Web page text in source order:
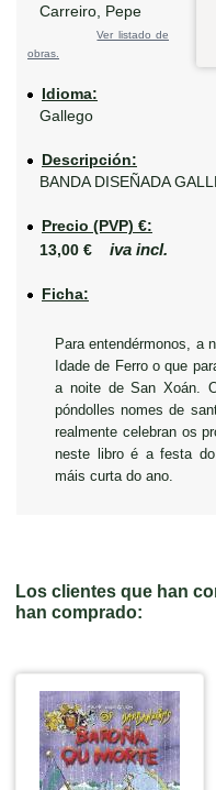
Carreiro, Pepe
Ver listado de
obras.
Idioma:
Gallego
Descripción:
BANDA DISEÑADA
Precio (PVP) €:
13,00 € iva incl.
Ficha:
Para entendérmonos, a
Idade de Ferro o que
a noite de San Xoán.
póndolles nomes de
realmente celebran os
neste libro é a festa
máis curta do ano.
Los clientes que han
han comprado: